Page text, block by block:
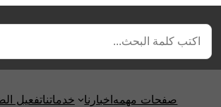
تفعيلخدماتنا اخبارناصفحات مهمه